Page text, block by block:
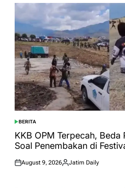
POSTED
IN
BERITA
KKB OPM Terpecah, Beda
Soal Penembakan di
Posted
August 9, 2026
Posted
Jatim Daily